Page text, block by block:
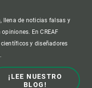
llena de noticias falsas y
En CREAF
y diseñadores
¡LEE NUESTRO
BLOG!